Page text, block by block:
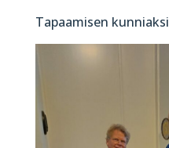
Tapaamisen